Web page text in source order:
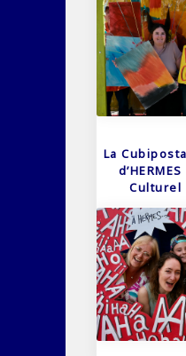
La
Culturel